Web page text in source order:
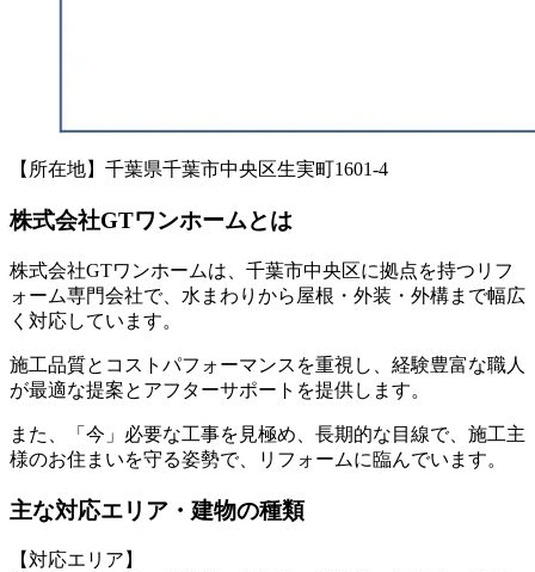
【所在地】千葉県千葉市中央区生実町1601-4
株式会社GTワンホームとは
株式会社GTワンホームは、千葉市中央区に拠点を持つリフ
ォーム専門会社で、水まわりから屋根・外装・外構まで幅広
く対応しています。
施工品質とコストパフォーマンスを重視し、経験豊富な職人
が最適な提案とアフターサポートを提供します。
また、「今」必要な工事を見極め、長期的な目線で、施工主
様のお住まいを守る姿勢で、リフォームに臨んでいます。
主な対応エリア・建物の種類
【対応エリア】